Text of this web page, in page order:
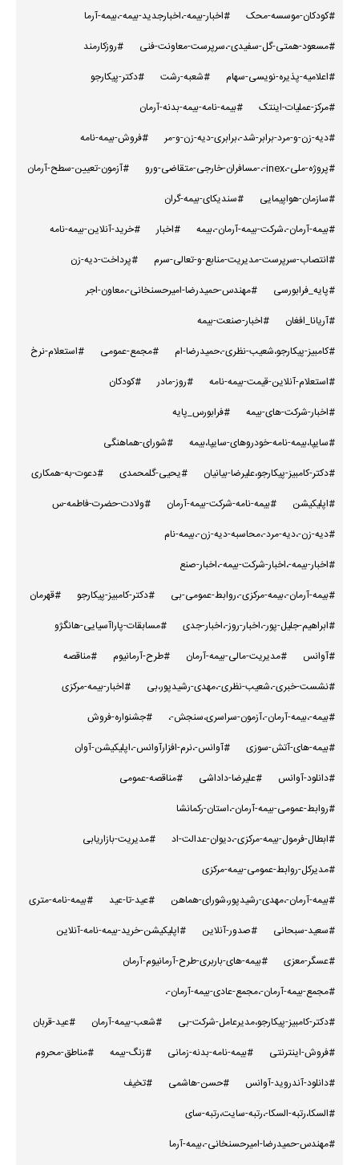
#کودکان-موسسه-محک
#اخبار-بیمه-،اخبارجدید-بیمه-،بیمه-آرما
#مسعود-همتی-گل-سفیدی-،سرپرست-معاونت-فنی
#روزکارمند
#اعلامیه-پذیره-نویسی-سهام
#شعبه-رشت
#دکتر-پیکارجو
#مرکز-عملیات-اینتک
#بیمه-نامه-بیمه-بدنه-آرمان
#دیه-زن-و-مرد-برابر-شد-،برابری-دیه-زن-و-مر
#فروش-بیمه-نامه
#پروژه-ملی-،inex-،-مسافران-خارجی-متقاضی-ورو
#آزمون-تعیین-سطح-آرمان
#سازمان-هواپیمایی
#سندیکای-بیمه-گران
#بیمه-آرمان-،شرکت-بیمه-آرمان-،بیمه
#اخبار
#خرید-آنلاین-بیمه-نامه
#انتصاب-سرپرست-مدیریت-منابع-و-تعالی-سرم
#پرداخت-دیه-زن
#پایه_فرابورسی
#مهندس-حمیدرضا-امیرحسنخانی-،معاون-اجر
#آریانا_افغان
#اخبار-صنعت-بیمه
#کامبیز-پیکارجو،شعیب-نظری-،حمیدرضا-ام
#مجمع-عمومی
#استعلام-نرخ
#استعلام-آنلاین-قیمت-بیمه-نامه
#روز-مادر
#کودکان
#اخبار-شرکت-های-بیمه
#فرابورس_پایه
#سایپا،بیمه-نامه-خودروهای-سایپا،بیمه
#شورای-هماهنگی
#دکتر-کامبیز-پیکارجو،علیرضا-بیانیان
#یحیی-گلمحمدی
#دعوت-به-همکاری
#اپلیکیشن
#بیمه-نامه-شرکت-بیمه-آرمان
#ولادت-حضرت-فاطمه-س
#دیه-زن-،دیه-مرد-،محاسبه-دیه-زن-،بیمه-نام
#اخبار-بیمه-،اخبار-شرکت-بیمه-،اخبار-صنع
#بیمه-آرمان-،بیمه-مرکزی-،روابط-عمومی-بی
#دکتر-کامبیز-پیکارجو
#قهرمان
#ابراهیم-جلیل-پور-،اخبار-روز-،اخبار-جدی
#مسابقات-پاراآسیایی-هانگژو
#آوانس
#مدیریت-مالی-بیمه-آرمان #طرح-آرمانیوم
#مناقصه
#نشست-خبری-،شعیب-نظری-،مهدی-رشیدپور،بی
#اخبار-بیمه-مرکزی
#بیمه-،بیمه-آرمان-،آزمون-سراسری،سنجش-،
#جشنواره-فروش
#بیمه-های-آتش-سوزی
#آوانس-،نرم-افزارآوانس-،اپلیکیشن-آوان
#دانلود-آوانس
#علیرضا-داداشی
#مناقصه-عمومی
#روابط-عمومی-بیمه-آرمان-،استان-رکمانشا
#ابطال-فرمول-بیمه-مرکزی-،دیوان-عدالت-اد
#مدیریت-بازاریابی
#مدیرکل-روابط-عمومی-بیمه-مرکزی
#بیمه-آرمان-،مهدی-رشیدپور،شورای-هماهن
#عید-تا-عید
#بیمه-نامه-متری
#سعید-سبحانی
#صدور-آنلاین
#اپلیکیشن-خرید-بیمه-نامه-آنلاین
#عسگر-معزی
#بیمه-های-باربری-طرح-آرمانیوم-آرمان
#مجمع-بیمه-آرمان-،مجمع-عادی-بیمه-آرمان-،
#دکتر-کامبیز-پیکارجو،مدیرعامل-شرکت-بی
#شعب-بیمه-آرمان
#عید-قربان
#فروش-اینترنتی
#بیمه-نامه-بدنه-زمانی #زنگ-بیمه
#مناطق-محروم
#دانلود-آندروید-آوانس
#حسن-هاشمی
#تخیف
#السکا،رتبه-السکا-،رتبه-سایت،رتبه-سای
#مهندس-حمیدرضا-امیرحسنخانی-،بیمه-آرما